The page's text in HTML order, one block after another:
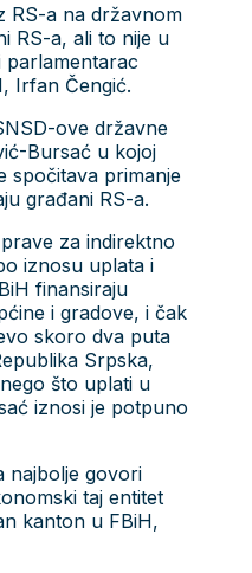
RS-a na državnom
RS-a, ali to nije u
parlamentarac
Irfan Čengić.
ove državne
Bursać u kojoj
spočitava primanje
građani RS-a.
za indirektno
iznosu uplata i
finansiraju
i gradove, i čak
skoro dva puta
Srpska,
što uplati u
iznosi je potpuno
najbolje govori
taj entitet
kanton u FBiH,